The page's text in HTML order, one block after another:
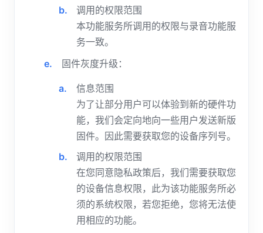
调用的权限范围
本功能服务所调用的权限与录音功能服
务一致。
固件灰度升级：
信息范围
为了让部分用户可以体验到新的硬件功
能，我们会定向地向一些用户发送新版
固件。因此需要获取您的设备序列号。
调用的权限范围
在您同意隐私政策后，我们需要获取您
的设备信息权限，此为该功能服务所必
须的系统权限，若您拒绝，您将无法使
用相应的功能。